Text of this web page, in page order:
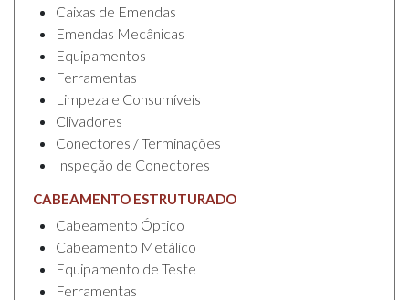
Caixas de Emendas
Emendas Mecânicas
Equipamentos
Ferramentas
Limpeza e Consumíveis
Clivadores
Conectores / Terminações
Inspeção de Conectores
CABEAMENTO ESTRUTURADO
Cabeamento Óptico
Cabeamento Metálico
Equipamento de Teste
Ferramentas